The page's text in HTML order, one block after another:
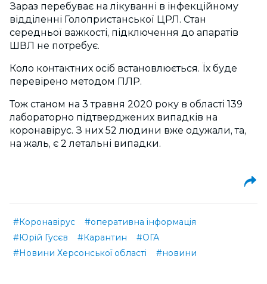
Зараз перебуває на лікуванні в інфекційному
відділенні Голопристанської ЦРЛ. Стан
середньої важкості, підключення до апаратів
ШВЛ не потребує.
Коло контактних осіб встановлюється. Їх буде
перевірено методом ПЛР.
Тож станом на 3 травня 2020 року в області 139
лабораторно підтверджених випадків на
коронавірус. З них 52 людини вже одужали, та,
на жаль, є 2 летальні випадки.
#Коронавірус
#оперативна інформація
#Юрій Гусєв
#Карантин
#ОГА
#Новини Херсонської області
#новини